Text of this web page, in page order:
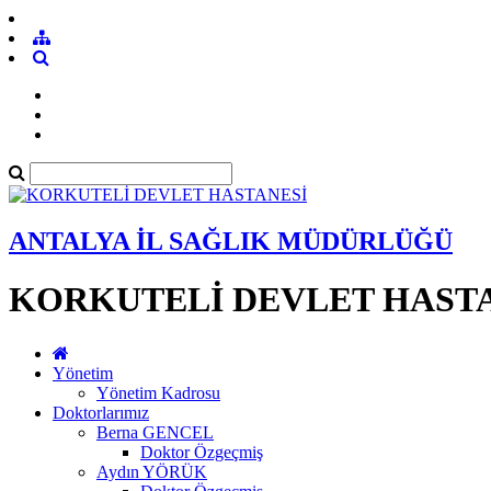
ANTALYA İL SAĞLIK MÜDÜRLÜĞÜ
KORKUTELİ DEVLET
Yönetim
Yönetim Kadrosu
Doktorlarımız
Berna GENCEL
Doktor Özgeçmiş
Aydın YÖRÜK